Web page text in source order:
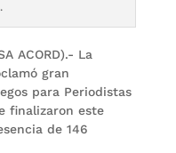
ACORD).- La
gran
para Periodistas
finalizaron este
de 146